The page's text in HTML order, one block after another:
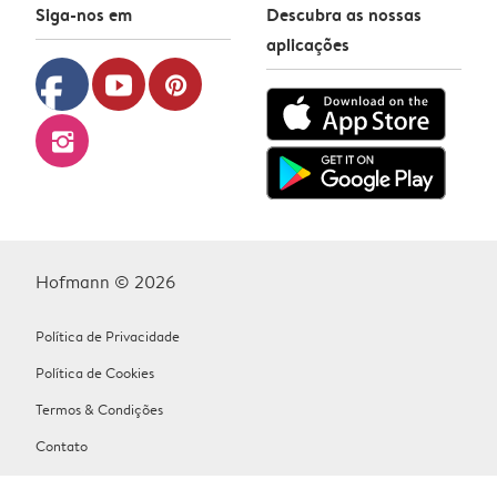
Siga-nos em
facebook youtube pinterest
instagram
Descubra as nossas
aplicações
Hofmann © 2026
Política de Privacidade
Política de Cookies
Termos & Condições
Contato